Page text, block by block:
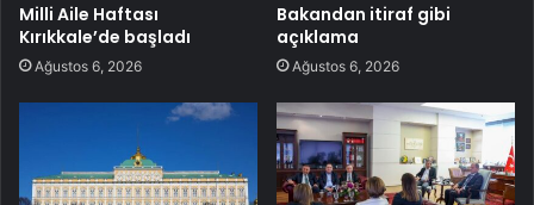
Milli Aile Haftası
Kırıkkale’de başladı
Ağustos 6, 2026
Bakandan itiraf gibi
açıklama
Ağustos 6, 2026